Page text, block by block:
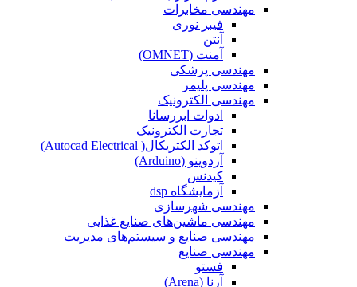
مهندسی مخابرات
فیبر نوری
آنتن
آمنت (OMNET)
مهندسی پزشکی
مهندسی پلیمر
مهندسی الکترونیک
ادوات ابررسانا
تجارت الکترونیک
اتوکد الکتریکال( Autocad Electrical)
آردوینو (Arduino)
کیدنس
آزمایشگاه dsp
مهندسی شهرسازی
مهندسی ماشین‌های صنایع غذایی
مهندسی صنایع و سیستم‌های مدیریت
مهندسی صنایع
فستو
آرنا (Arena)